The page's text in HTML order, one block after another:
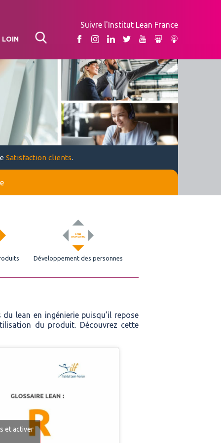
LOIN
Suivre l'Institut Lean France
Facebook
Instagram
LinkedinTwitterYouTubeSlideshare
Apple
Satisfaction clients.
Développement des personnes
lean en ingénierie puisqu’il repose
du produit. Découvrez cette
et activer